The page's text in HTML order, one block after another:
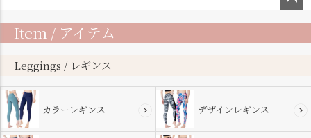
ップ
Item / アイテム
Leggings / レギンス
カラーレギンス デザインレギンス